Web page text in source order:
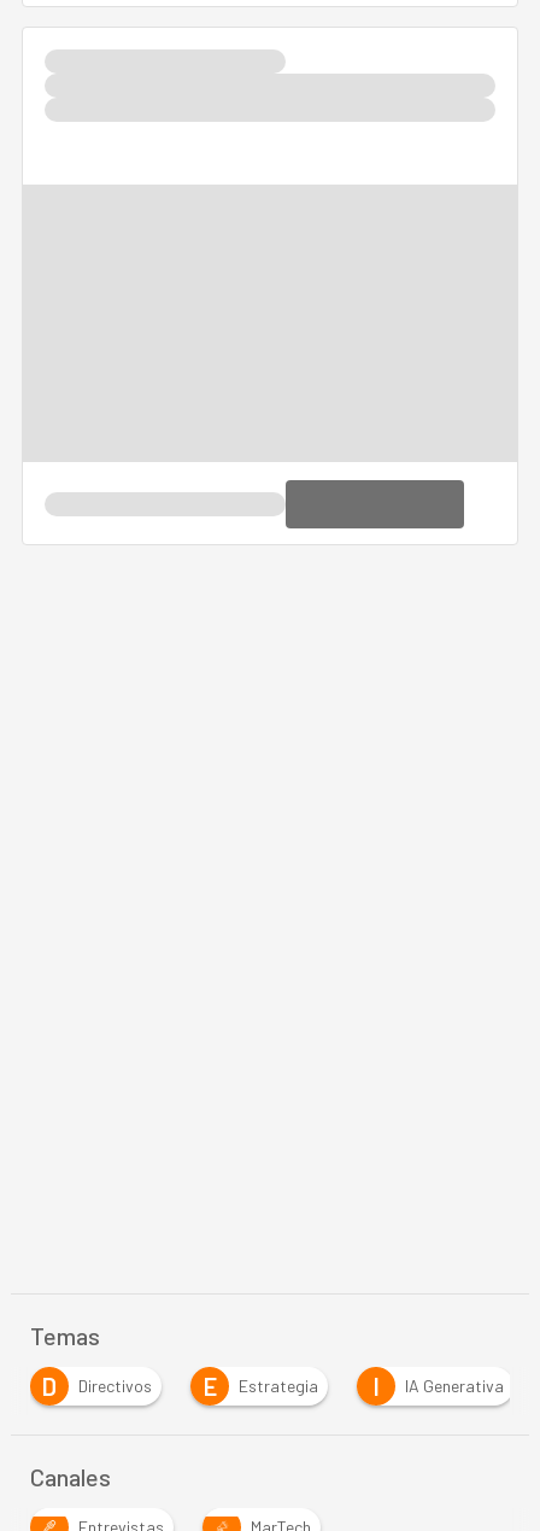
Temas
E
Estrategia I IA Generativa Inteligencia
Canales